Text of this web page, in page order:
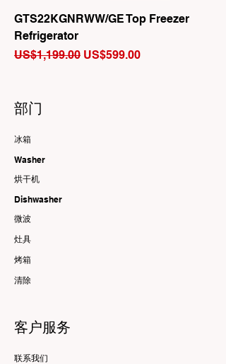
GTS22KGNRWW/GE Top Freezer
Refrigerator
一般價格
US$1,199.00 促銷價格
US$599.00
部门
冰箱
Washer
烘干机
Dishwasher
微波
灶具
烤箱
清除
客户服务
联系我们